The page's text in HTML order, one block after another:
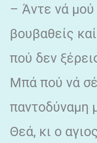
– Άντε νά μού
βουβαθείς
πού δεν
Μπά πού νά
παντοδύναμη
Θεά, κι ο